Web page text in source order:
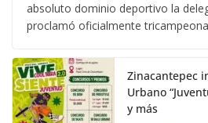
absoluto dominio deportivo la
proclamó oficialmente
Zinacantepec
Urbano
y más